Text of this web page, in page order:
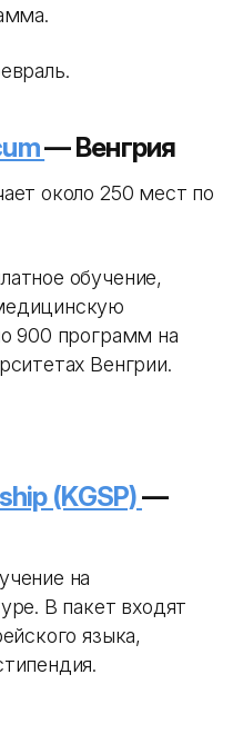
— Венгрия
около 250 мест по
обучение,
900 программ на
Венгрии.
(KGSP)—
на
В пакет входят
языка,